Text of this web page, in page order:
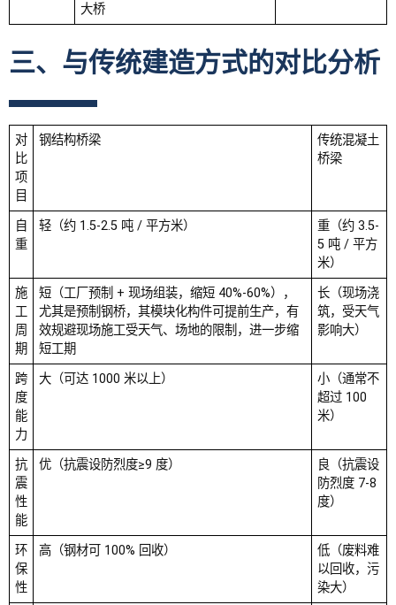
大桥
三、与传统建造方式的对比分析
对
比
项
目
钢结构桥梁
传统混凝土
桥梁
自
重
轻（约 1.5-2.5 吨 / 平方米）
重（约 3.5-
5 吨 / 平方
米）
施
工
周
期
短（工厂预制 + 现场组装，缩短 40%-60%），
尤其是预制钢桥，其模块化构件可提前生产，有
效规避现场施工受天气、场地的限制，进一步缩
短工期
长（现场浇
筑，受天气
影响大）
跨
度
能
力
大（可达 1000 米以上）
小（通常不
超过 100
米）
抗
震
性
能
优（抗震设防烈度≥9 度）
良（抗震设
防烈度 7-8
度）
环
保
性
高（钢材可 100% 回收）
低（废料难
以回收，污
染大）